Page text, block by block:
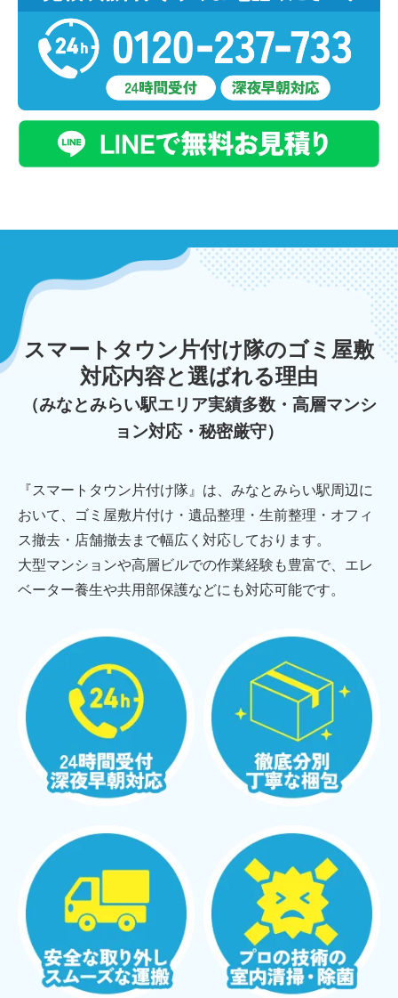
スマートタウン片付け隊のゴミ屋敷
対応内容と選ばれる理由
（みなとみらい駅エリア実績多数・高層マンシ
ョン対応・秘密厳守）
『スマートタウン片付け隊』は、みなとみらい駅周辺に
おいて、ゴミ屋敷片付け・遺品整理・生前整理・オフィ
ス撤去・店舗撤去まで幅広く対応しております。
大型マンションや高層ビルでの作業経験も豊富で、エレ
ベーター養生や共用部保護などにも対応可能です。